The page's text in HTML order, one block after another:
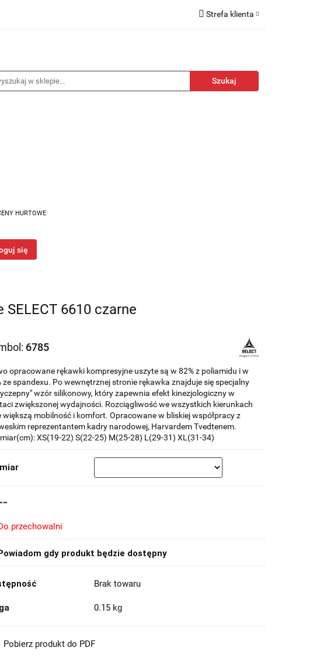
Strefa klienta
Dodaj zgłoszenie
HURTOWE
się
6610 czarne
6785
opracowane rękawki kompresyjne uszyte są w 82% z poliamidu i w
ze spandexu. Po wewnętrznej stronie rękawka znajduje się specjalny
wzór silikonowy, który zapewnia efekt kinezjologiczny w
zwiększonej wydajności. Rozciągliwość we wszystkich kierunkach
większą mobilność i komfort. Opracowane w bliskiej współpracy z
reprezentantem kadry narodowej, Harvardem Tvedtenem.
XS(19-22) S(22-25) M(25-28) L(29-31) XL(31-34)
przechowalni
gdy produkt będzie dostępny
Brak towaru
0.15 kg
Pobierz produkt do PDF